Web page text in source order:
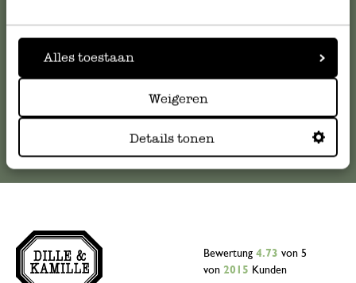
Alles toestaan
Weigeren
Details tonen
kundenservice@dille-kamille.de
Bewertung 4.73 von 5
von 2015 Kunden